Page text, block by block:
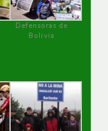
Defensoras de
Bolivia